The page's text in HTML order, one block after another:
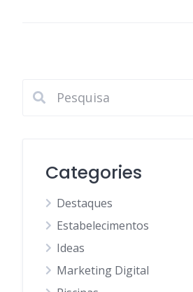
Categories
Destaques
Estabelecimentos
Ideas
Marketing Digital